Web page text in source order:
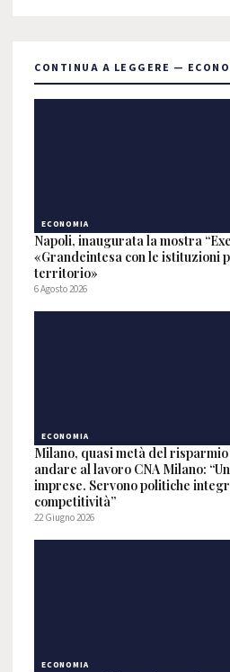
CONTINUA A LEGGERE —
ECONOMIA
Napoli, inaugurata la mostra
«Grandeintesa con le istituzioni
territorio»
6 Agosto 2026
ECONOMIA
Milano, quasi metà del
andare al lavoro CNA Milano:
imprese. Servono politiche
competitività”
22 Giugno 2026
ECONOMIA